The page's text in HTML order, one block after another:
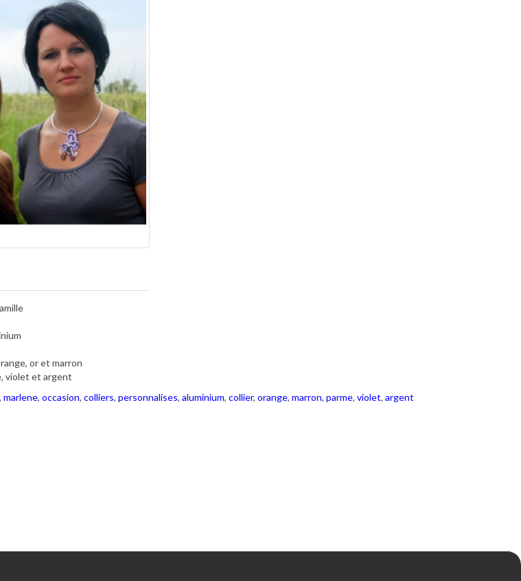
or et marron
violet et argent
marlene, occasion, colliers, personnalises, aluminium, collier, orange, marron, parme, violet, argent